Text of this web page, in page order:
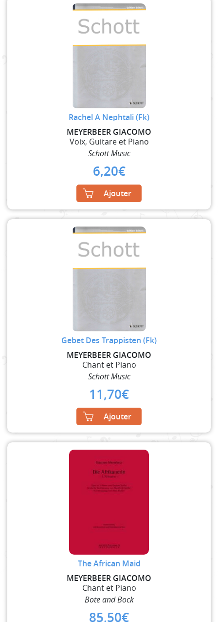
Rachel A Nephtali (Fk)
MEYERBEER GIACOMO
Voix, Guitare et Piano
Schott Music
6,20€
Ajouter
Gebet Des Trappisten (Fk)
MEYERBEER GIACOMO
Chant et Piano
Schott Music
11,70€
Ajouter
The African Maid
MEYERBEER GIACOMO
Chant et Piano
Bote and Bock
85,50€